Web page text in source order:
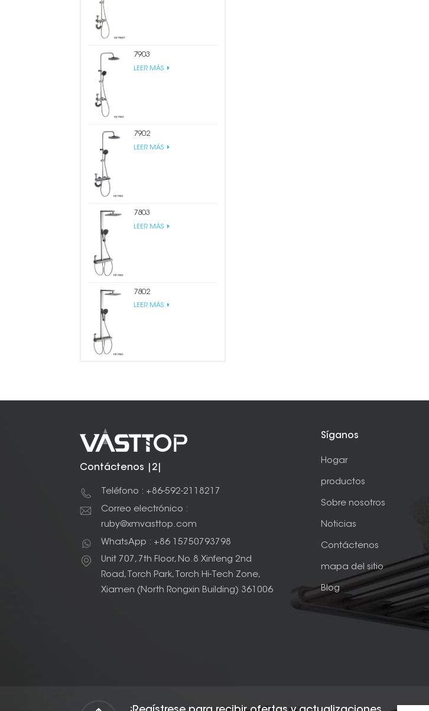
7903
LEER MÁS
7902
LEER MÁS
7803
LEER MÁS
7802
LEER MÁS
Contáctenos |2|
Teléfono : +86-592-2118217
Correo electrónico :
ruby@xmvasttop.com
WhatsApp : +86 15750793798
Unit 707, 7th Floor, No.8 Xinfeng 2nd
Road, Torch Park, Torch Hi-Tech Zone,
Xiamen (North Rongxin Building) 361006
Síganos
Hogar
productos
Sobre nosotros
Noticias
Contáctenos
mapa del sitio
Blog